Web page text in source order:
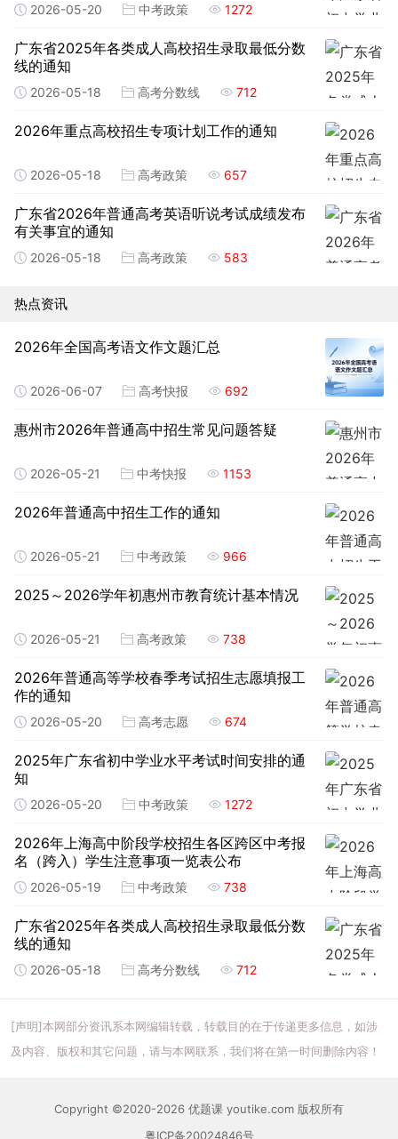
2026-05-20 中考政策 1272
广东省2025年各类成人高校招生录取最低分数
线的通知
2026-05-18 高考分数线 712
2026年重点高校招生专项计划工作的通知
2026-05-18 高考政策 657
广东省2026年普通高考英语听说考试成绩发布
有关事宜的通知
2026-05-18 高考政策 583
热点资讯
2026年全国高考语文作文题汇总
2026-06-07 高考快报 692
惠州市2026年普通高中招生常见问题答疑
2026-05-21 中考快报 1153
2026年普通高中招生工作的通知
2026-05-21 中考政策 966
2025～2026学年初惠州市教育统计基本情况
2026-05-21 高考政策 738
2026年普通高等学校春季考试招生志愿填报工
作的通知
2026-05-20 高考志愿 674
2025年广东省初中学业水平考试时间安排的通
知
2026-05-20 中考政策 1272
2026年上海高中阶段学校招生各区跨区中考报
名（跨入）学生注意事项一览表公布
2026-05-19 中考政策 738
广东省2025年各类成人高校招生录取最低分数
线的通知
2026-05-18 高考分数线 712
[声明]本网部分资讯系本网编辑转载，转载目的在于传递更多信息，如涉
及内容、版权和其它问题，请与本网联系，我们将在第一时间删除内容！
Copyright ©2020-2026 优题课 youtike.com 版权所有
粤ICP备20024846号